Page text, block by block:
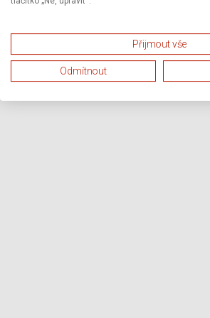
Přijmout vše
Odmítnout